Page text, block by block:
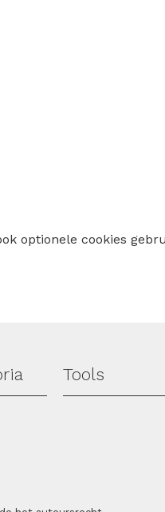
optionele cookies
Tools